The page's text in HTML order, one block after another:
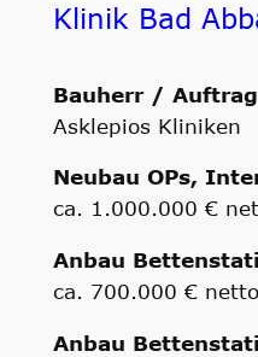
Klinik Bad
Bauherr /
Asklepios Kliniken
Neubau OPs,
ca. 1.000.000 €
Anbau
ca. 700.000 €
Anbau